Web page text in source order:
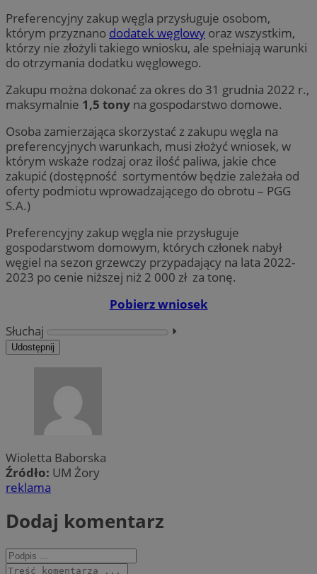
Preferencyjny zakup węgla przysługuje osobom,
którym przyznano dodatek węglowy oraz wszystkim,
którzy nie złożyli takiego wniosku, ale spełniają warunki
do otrzymania dodatku węglowego.
Zakupu można dokonać za okres do 31 grudnia 2022 r.,
maksymalnie 1,5 tony na gospodarstwo domowe.
Osoba zamierzająca skorzystać z zakupu węgla na
preferencyjnych warunkach, musi złożyć wniosek, w
którym wskaże rodzaj oraz ilość paliwa, jakie chce
zakupić (dostępność sortymentów będzie zależała od
oferty podmiotu wprowadzającego do obrotu – PGG
S.A.)
Preferencyjny zakup węgla nie przysługuje
gospodarstwom domowym, których członek nabył
węgiel na sezon grzewczy przypadający na lata 2022-
2023 po cenie niższej niż 2 000 zł za tonę.
Pobierz wniosek
Słuchaj
⏵︎
Udostępnij
Wioletta Baborska
Źródło: UM Żory
reklama
Dodaj komentarz